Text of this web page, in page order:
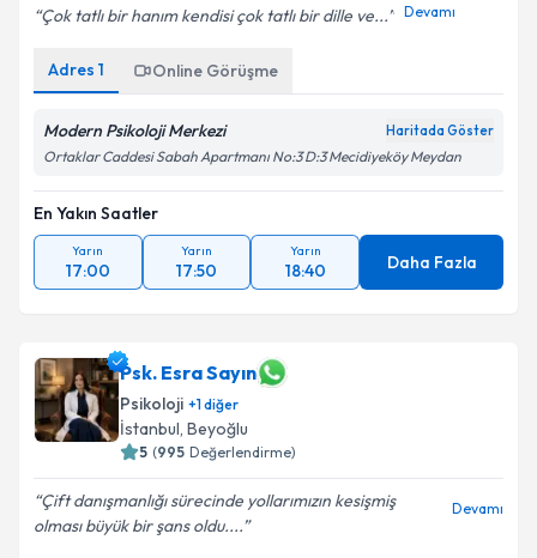
Çok tatlı bir hanım kendisi çok tatlı bir dille ve... Devamı
Adres 1 Online Görüşme
Modern Psikoloji Merkezi Haritada Göster
Ortaklar Caddesi Sabah Apartmanı No:3 D:3 Mecidiyeköy Meydan
En Yakın Saatler
Yarın
17:00
Yarın
17:50
Yarın
18:40 Daha Fazla
Psk. Esra Sayın
Psikoloji +1diğer
İstanbul, Beyoğlu
5 (995 Değerlendirme)
Çift danışmanlığı sürecinde yollarımızın kesişmiş
olması büyük bir şans oldu....
Devamı